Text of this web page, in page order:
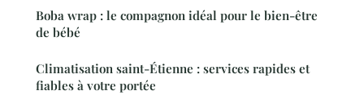
Boba wrap : le compagnon idéal pour le bien-être
de bébé
Climatisation saint-Étienne : services rapides et
fiables à votre portée